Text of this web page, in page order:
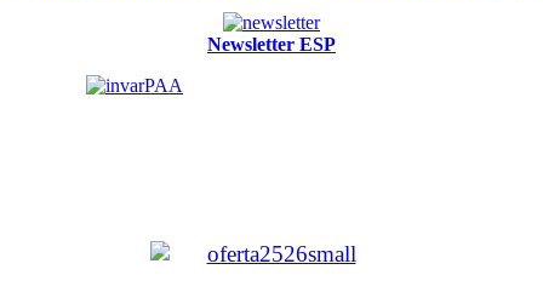
Newsletter ESP